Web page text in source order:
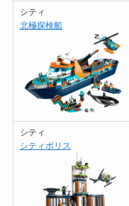
シティ
北極探検船
シティ
シティポリス